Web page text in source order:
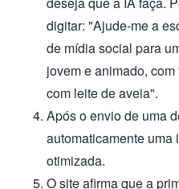
digitar: "Ajude-me a
de mídia social para
jovem e animado,
com leite de aveia".
Após o envio de uma
automaticamente uma
otimizada.
O site afirma que a